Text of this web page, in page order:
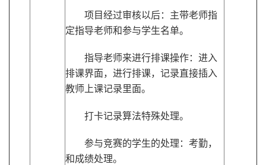
项目经过审核以后：主带老师指
定指导老师和参与学生名单。
指导老师来进行排课操作：进入
排课界面，进行排课，记录直接插入
教师上课记录里面。
打卡记录算法特殊处理。
参与竞赛的学生的处理：考勤，
和成绩处理。